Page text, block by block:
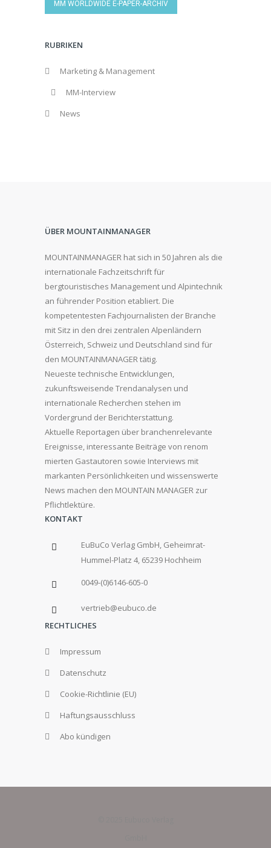
MM WORLDWIDE E-PAPER-ARCHIV
RUBRIKEN
Marketing & Management
MM-Interview
News
ÜBER MOUNTAINMANAGER
MOUNTAINMANAGER hat sich in 50 Jahren als die
internationale Fachzeitschrift für
bergtouristisches Management und Alpintechnik
an führender Position etabliert. Die
kompetentesten Fachjournalisten der Branche
mit Sitz in den drei zentralen Alpenländern
Österreich, Schweiz und Deutschland sind für
den MOUNTAINMANAGER tätig.
Neueste technische Entwicklungen,
zukunftsweisende Trendanalysen und
internationale Recherchen stehen im
Vordergrund der Berichterstattung.
Aktuelle Reportagen über branchenrelevante
Ereignisse, interessante Beiträge von renom
mierten Gastautoren sowie Interviews mit
markanten Persönlichkeiten und wissenswerte
News machen den MOUNTAIN MANAGER zur
Pflichtlektüre.
KONTAKT
EuBuCo Verlag GmbH, Geheimrat-
Hummel-Platz 4, 65239 Hochheim
0049-(0)6146-605-0
vertrieb@eubuco.de
RECHTLICHES
Impressum
Datenschutz
Cookie-Richtlinie (EU)
Haftungsausschluss
Abo kündigen